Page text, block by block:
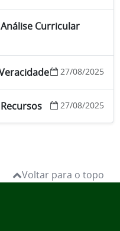
Curricular
27/08/2025
27/08/2025
Voltar para o topo